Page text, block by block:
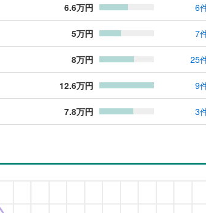
6.6万円 6
5万円 7
8万円 25
12.6万円 9
7.8万円 3